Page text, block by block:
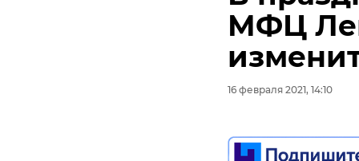
МФЦ
16 февраля 2021, 14:10
для энергетики и
Германию
федеральной
мир,